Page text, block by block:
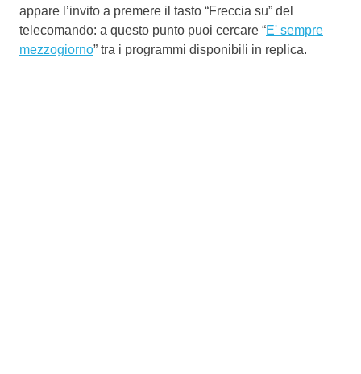
appare l’invito a premere il tasto “Freccia su” del
telecomando: a questo punto puoi cercare “E' sempre
mezzogiorno” tra i programmi disponibili in replica.